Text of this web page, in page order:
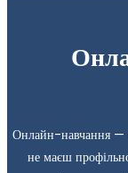
Онлайн-навчання —
не маєш